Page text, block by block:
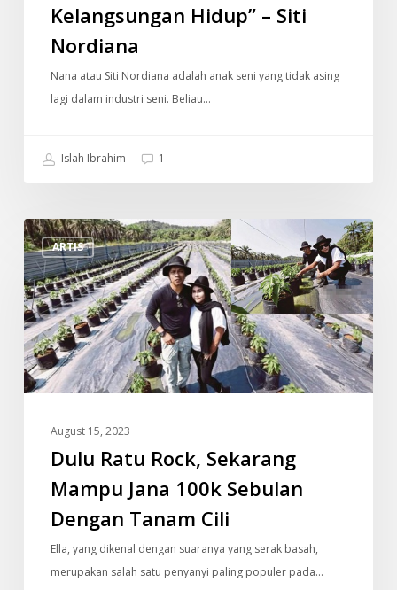
Kelangsungan Hidup” – Siti
Nordiana
Nana atau Siti Nordiana adalah anak seni yang tidak asing
lagi dalam industri seni. Beliau…
Islah Ibrahim 1
ARTIS
Dulu
Ratu
Rock,
Sekarang
Mampu
Jana
100k
Sebulan
TanamAugust 15, 2023
Dulu Ratu Rock, Sekarang
Mampu Jana 100k Sebulan
Dengan Tanam Cili
Ella, yang dikenal dengan suaranya yang serak basah,
merupakan salah satu penyanyi paling populer pada…